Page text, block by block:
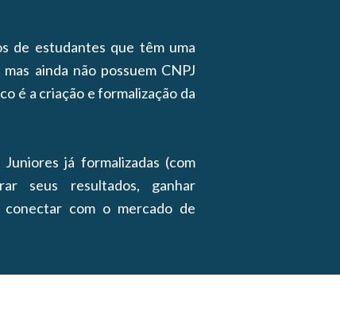
de estudantes que têm uma
ainda não possuem CNPJ
é a criação e formalização da
Juniores já formalizadas (com
seus resultados, ganhar
com o mercado de